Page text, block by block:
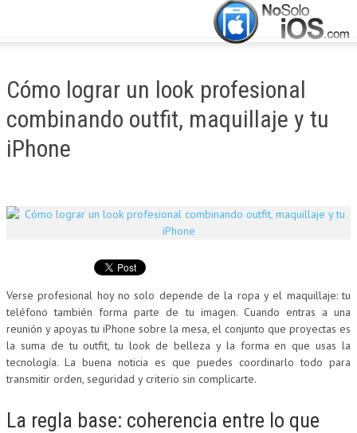
ACTUALIDAD
APLICACIONES
MANUALES
Cómo lograr un look profesional
combinando outfit, maquillaje y tu
iPhone
Verse profesional hoy no solo depende de la ropa y el maquillaje: tu
teléfono también forma parte de tu imagen. Cuando entras a una
reunión y apoyas tu iPhone sobre la mesa, el conjunto que proyectas es
la suma de tu outfit, tu look de belleza y la forma en que usas la
tecnología. La buena noticia es que puedes coordinarlo todo para
transmitir orden, seguridad y criterio sin complicarte.
La regla base: coherencia entre lo que